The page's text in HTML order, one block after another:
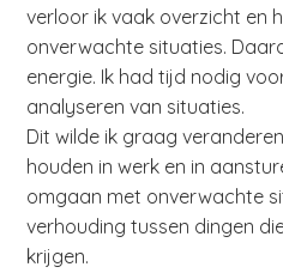
verloor ik vaak overzicht en
onverwachte situaties.
energie. Ik had tijd nodig
analyseren van situaties.
Dit wilde ik graag
houden in werk en in
omgaan met onverwachte
verhouding tussen dingen
krijgen.